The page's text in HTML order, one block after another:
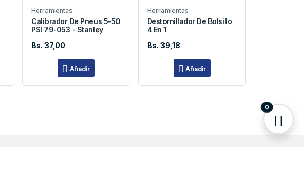
0
Herramientas
Calibrador De Pneus 5-50
PSI 79-053 - Stanley
Bs. 37,00
Añadir
Herramientas
Destornillador De Bolsillo
4 En 1
Bs. 39,18
Añadir